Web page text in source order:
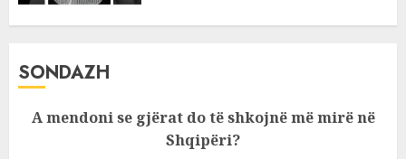
SONDAZH
A mendoni se gjërat do të shkojnë më mirë në
Shqipëri?